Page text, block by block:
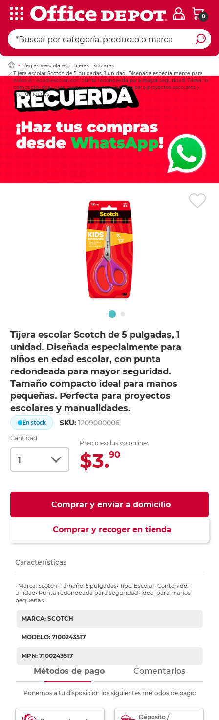
0
Reglas y escolares
Tijeras Escolares
Tijera escolar Scotch de 5 pulgadas, 1 unidad. Diseñada especialmente para
niños en edad escolar, con punta redondeada para mayor seguridad. Tamaño
compacto ideal para manos pequeñas. Perfecta para proyectos escolares y
manualidades.
Tijera escolar Scotch de 5 pulgadas, 1
unidad. Diseñada especialmente para
niños en edad escolar, con punta
redondeada para mayor seguridad.
Tamaño compacto ideal para manos
pequeñas. Perfecta para proyectos
escolares y manualidades.
En stock SKU:1209000006
Cantidad
Precio exclusivo online:
$3.90
Comprar y enviar a domicilio
Comprar y recoger en tienda
Ingresar Codigo
Características
• Marca: Scotch• Tamaño: 5 pulgadas• Tipo: Escolar• Contenido: 1
unidad• Punta redondeada para seguridad• Ideal para manos
pequeñas
MARCA: SCOTCH
MODELO: 7100243517
MPN: 7100243517
Métodos de pago Comentarios
Ponemos a tu disposición los siguientes métodos de pago:
Déposito /